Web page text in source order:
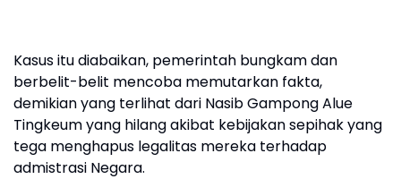
Kasus itu diabaikan, pemerintah bungkam dan
berbelit-belit mencoba memutarkan fakta,
demikian yang terlihat dari Nasib Gampong Alue
Tingkeum yang hilang akibat kebijakan sepihak yang
tega menghapus legalitas mereka terhadap
admistrasi Negara.